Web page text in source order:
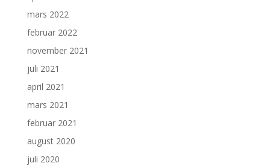
mars 2022
februar 2022
november 2021
juli 2021
april 2021
mars 2021
februar 2021
august 2020
juli 2020